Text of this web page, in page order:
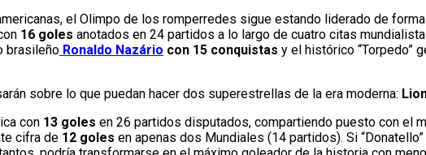
el Olimpo de los romperredes sigue estando liderado de
16 goles anotados en 24 partidos a lo largo de cuatro citas
brasileño Ronaldo Nazário con 15 conquistas y el histórico “Torpedo”
sobre lo que puedan hacer dos superestrellas de la era moderna:
con 13 goles en 26 partidos disputados, compartiendo puesto con el
cifra de 12 goles en apenas dos Mundiales (14 partidos). Si